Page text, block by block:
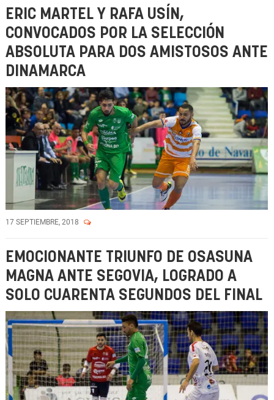
ERIC MARTEL Y RAFA USÍN,
CONVOCADOS POR LA SELECCIÓN
ABSOLUTA PARA DOS AMISTOSOS ANTE
DINAMARCA
17 SEPTIEMBRE, 2018
EMOCIONANTE TRIUNFO DE OSASUNA
MAGNA ANTE SEGOVIA, LOGRADO A
SOLO CUARENTA SEGUNDOS DEL FINAL